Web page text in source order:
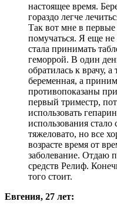
настоящее время.
гораздо легче
Так вот мне в
помучаться. Я еще не
стала принимать
геморрой. В один
обратилась к врачу,
беременная, а
противопоказаны
первый триместр,
использовать
использования стало
тяжеловато, но все
возрасте время от
заболевание. Отдаю
средств Релиф.
того стоит.
Евгения, 27 лет: